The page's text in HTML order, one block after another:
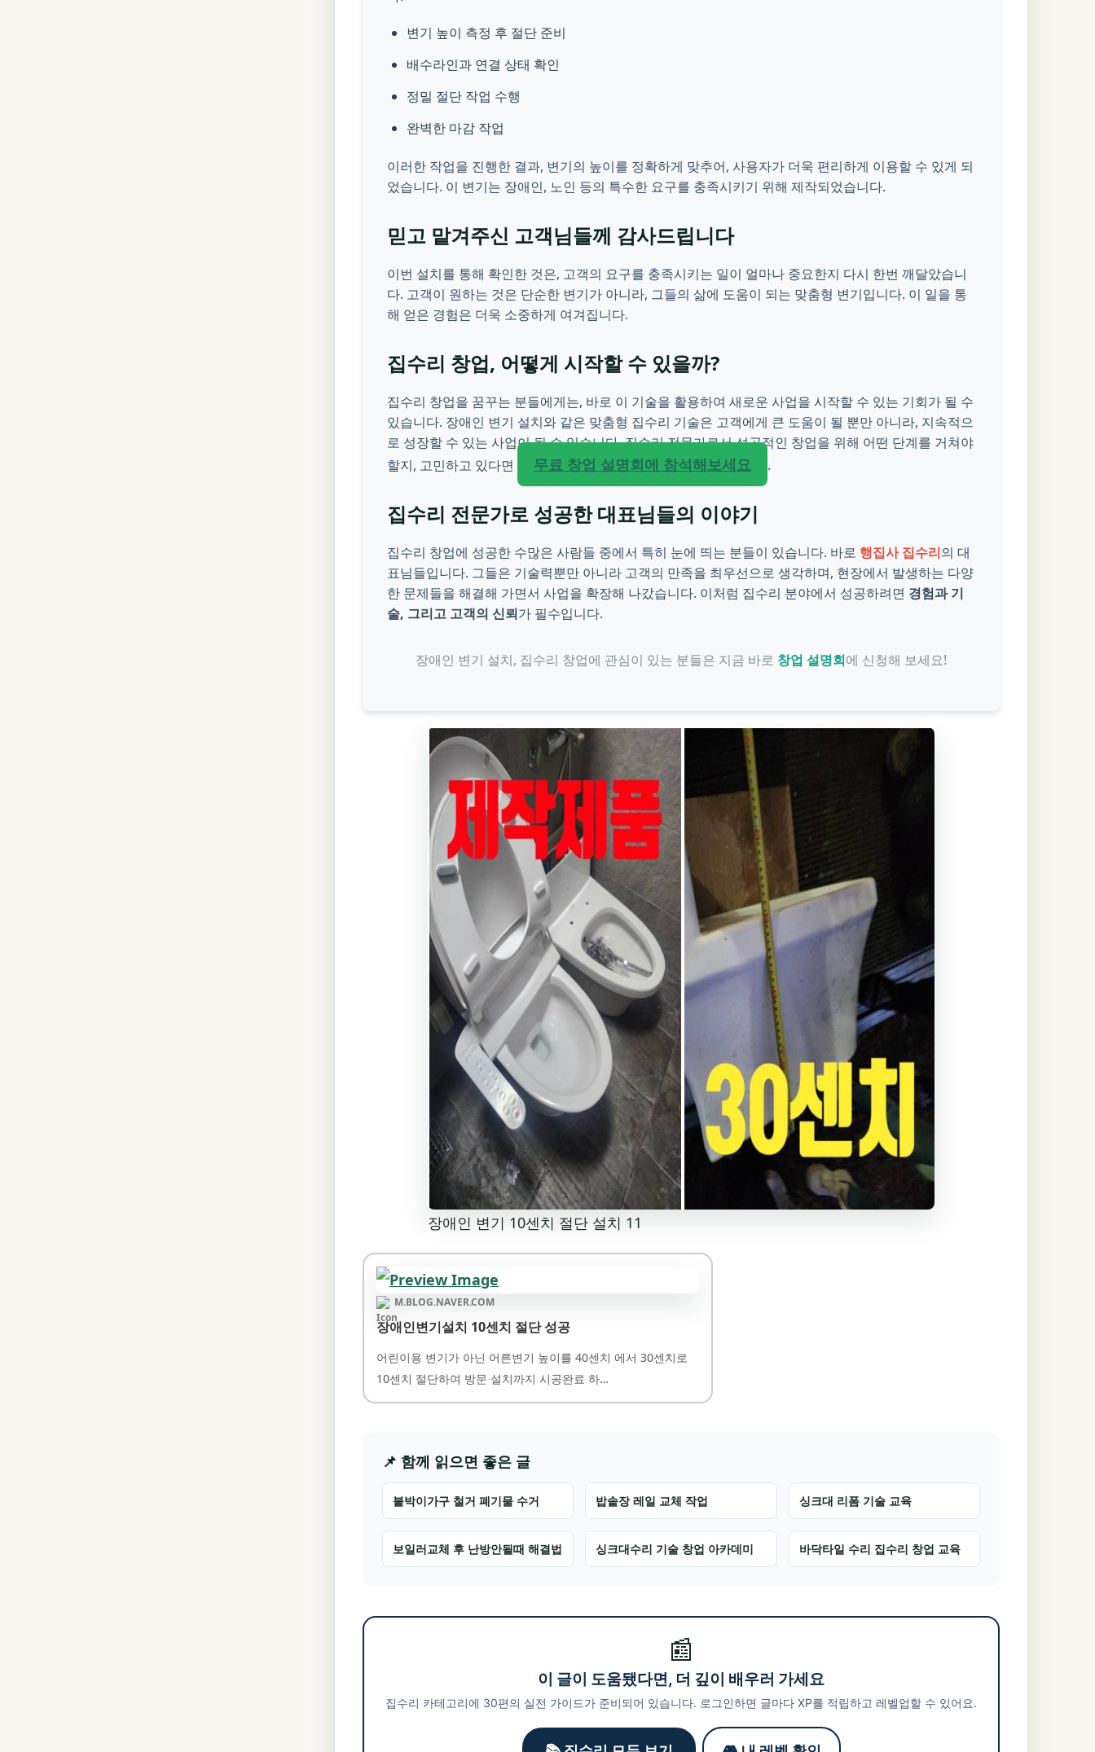
변기 높이 측정 후 절단 준비
배수라인과 연결 상태 확인
정밀 절단 작업 수행
완벽한 마감 작업
이러한 작업을 진행한 결과, 변기의 높이를 정확하게 맞추어, 사용자가 더욱 편리하게 이용할 수 있게 되
었습니다. 이 변기는 장애인, 노인 등의 특수한 요구를 충족시키기 위해 제작되었습니다.
믿고 맡겨주신 고객님들께 감사드립니다
이번 설치를 통해 확인한 것은, 고객의 요구를 충족시키는 일이 얼마나 중요한지 다시 한번 깨달았습니
다. 고객이 원하는 것은 단순한 변기가 아니라, 그들의 삶에 도움이 되는 맞춤형 변기입니다. 이 일을 통
해 얻은 경험은 더욱 소중하게 여겨집니다.
집수리 창업, 어떻게 시작할 수 있을까?
집수리 창업을 꿈꾸는 분들에게는, 바로 이 기술을 활용하여 새로운 사업을 시작할 수 있는 기회가 될 수
있습니다. 장애인 변기 설치와 같은 맞춤형 집수리 기술은 고객에게 큰 도움이 될 뿐만 아니라, 지속적으
로 성장할 수 있는 사업이 될 수 있습니다. 집수리 전문가로서 성공적인 창업을 위해 어떤 단계를 거쳐야
할지, 고민하고 있다면
무료 창업 설명회에 참석해보세요 .
집수리 전문가로 성공한 대표님들의 이야기
집수리 창업에 성공한 수많은 사람들 중에서 특히 눈에 띄는 분들이 있습니다. 바로 행집사 집수리의 대
표님들입니다. 그들은 기술력뿐만 아니라 고객의 만족을 최우선으로 생각하며, 현장에서 발생하는 다양
한 문제들을 해결해 가면서 사업을 확장해 나갔습니다. 이처럼 집수리 분야에서 성공하려면 경험과 기
술, 그리고 고객의 신뢰가 필수입니다.
장애인 변기 설치, 집수리 창업에 관심이 있는 분들은 지금 바로 창업 설명회에 신청해 보세요!
장애인 변기 10센치 절단 설치 11
M.BLOG.NAVER.COM
장애인변기설치 10센치 절단 성공
어린이용 변기가 아닌 어른변기 높이를 40센치 에서 30센치로
10센치 절단하여 방문 설치까지 시공완료 하…
📌 함께 읽으면 좋은 글
붙박이가구 철거 폐기물 수거 밥솥장 레일 교체 작업 싱크대 리폼 기술 교육
보일러교체 후 난방안될때 해결법 싱크대수리 기술 창업 아카데미 바닥타일 수리 집수리 창업 교육
📰
이 글이 도움됐다면, 더 깊이 배우러 가세요
집수리 카테고리에 30편의 실전 가이드가 준비되어 있습니다. 로그인하면 글마다 XP를 적립하고 레벨업할 수 있어요.